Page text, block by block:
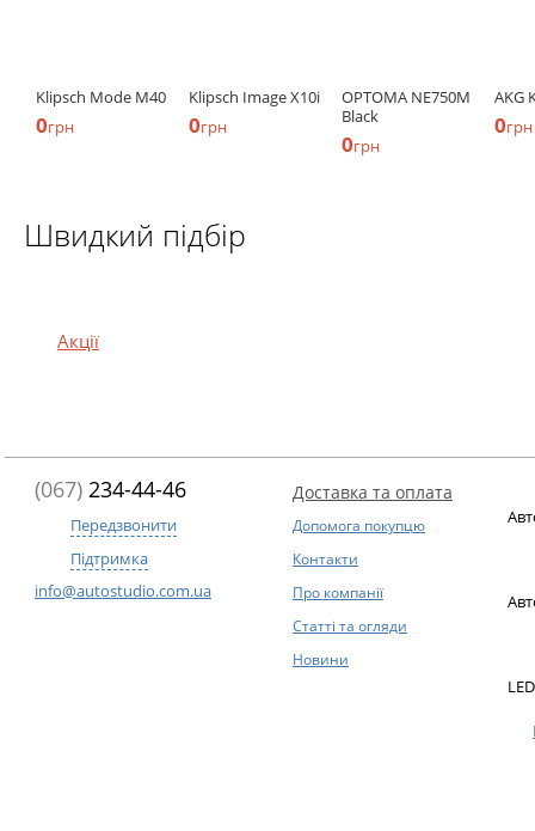
Klipsch Mode M40
0грн
Klipsch Image X10i
0грн
OPTOMA NE750M
Black
0грн
AKG
0грн
Швидкий підбір
Акції
(067) 234-44-46
Передзвонити
Підтримка
info@autostudio.com.ua
Доставка та оплата
Допомога покупцю
Контакти
Про компанії
Статті та огляди
Новини